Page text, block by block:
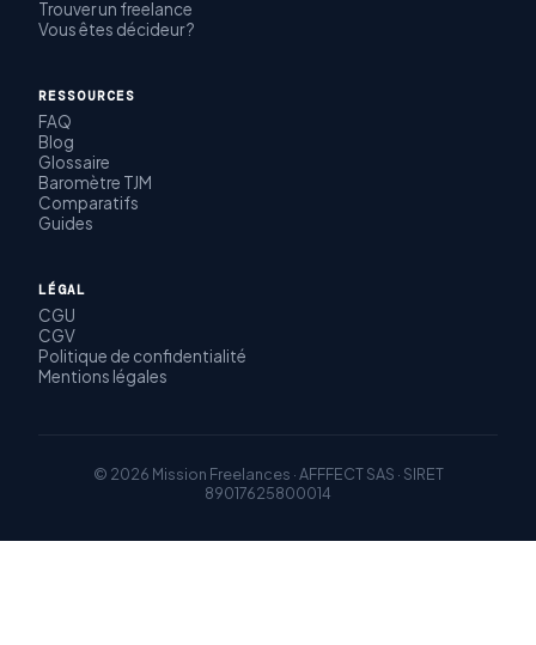
Trouver un freelance
Vous êtes décideur ?
RESSOURCES
FAQ
Blog
Glossaire
Baromètre TJM
Comparatifs
Guides
LÉGAL
CGU
CGV
Politique de confidentialité
Mentions légales
© 2026 Mission Freelances · AFFFECT SAS · SIRET
89017625800014